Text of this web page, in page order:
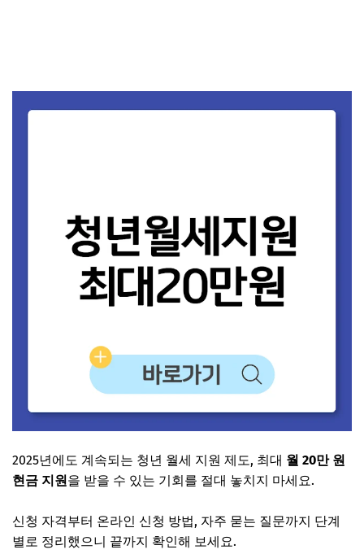
2025년에도 계속되는 청년 월세 지원 제도, 최대 월 20만 원
현금 지원을 받을 수 있는 기회를 절대 놓치지 마세요.
신청 자격부터 온라인 신청 방법, 자주 묻는 질문까지 단계
별로 정리했으니 끝까지 확인해 보세요.